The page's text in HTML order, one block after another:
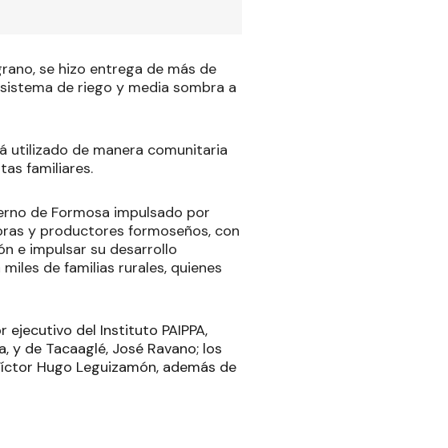
se hizo entrega de más de
de riego y media sombra a
utilizado de manera comunitaria
familiares.
de Formosa impulsado por
y productores formoseños, con
e impulsar su desarrollo
de familias rurales, quienes
del Instituto PAIPPA,
y de Tacaaglé, José Ravano; los
Hugo Leguizamón, además de